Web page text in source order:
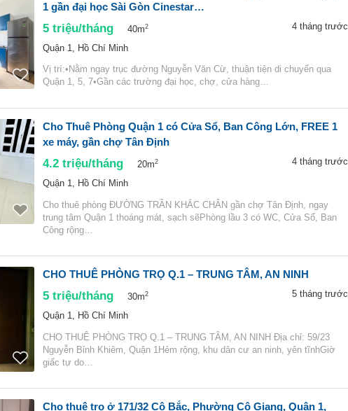
1 gần đại học Sài Gòn Cinestar…
5 triệu/tháng 40m2 4 tháng trước
Quận 1, Hồ Chí Minh
Vị trí:•Nằm ngay trục đường Nguyễn Văn Cừ, thuận tiện di chuyển qua
Quận 1, 5, 7•Gần các trường đại học, chợ, cửa hàng…
Cho Thuê Phòng Quận 1 có Cửa Sổ, Ban Công Lớn, FREE 1
xe máy, gần chợ Tân Định
4.2 triệu/tháng 20m2 4 tháng trước
Quận 1, Hồ Chí Minh
Cho thuê phòng ĐƯỜNG TRẦN KHẮC CHÂN gần chợ Tân Định, ngay
trung tâm Quận 1 thoáng mát, sạch sẽPhòng lầu 3 có WC, Cửa Sổ, Ban
Công rộng…
CHO THUÊ PHÒNG TRỌ Q.1 – TRUNG TÂM, AN NINH
5 triệu/tháng 30m2 5 tháng trước
Quận 1, Hồ Chí Minh
CHO THUÊ PHÒNG TRỌ Q.1 – TRUNG TÂM, AN NINH Địa chỉ: 59/23
Nguyễn Bỉnh Khiêm, Quận 1Hẻm rộng, khu dân cư an ninh, yên tĩnhGiờ
giấc tự do…
Cho thuê trọ ở 171/32 Cô Bắc, Phường Cô Giang, Quận 1,